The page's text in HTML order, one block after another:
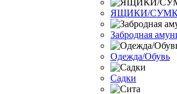
ЯЩИКИ/
Забродная
Одежда/Обувь
Садки